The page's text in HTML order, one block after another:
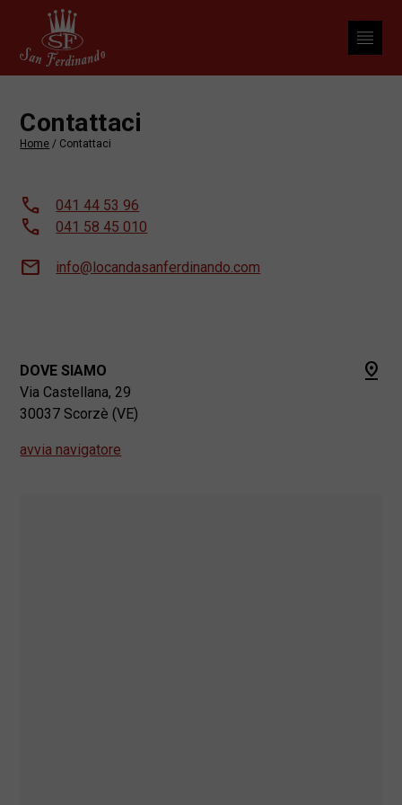
Contattaci
Home / Contattaci
call 041 44 53 96
call 041 58 45 010
mail info@locandasanferdinando.com
DOVE SIAMO pin_drop
Via Castellana, 29
30037 Scorzè (VE)
avvia navigatore